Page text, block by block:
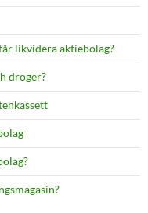
likvidera aktiebolag?
droger?